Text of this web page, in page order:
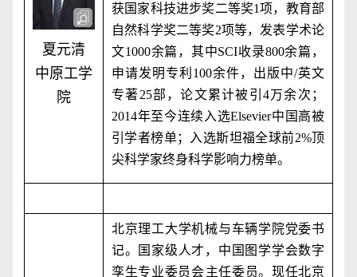
夏元清
中原工学
院
获国家科技进步奖二等奖1项，教育部
自然科学奖二等奖2项等，发表学术论
文1000余篇，其中SCI收录800余篇，
申请发明专利 100余件，出版中/英文
专著25部，论文累计被引 4万余次；
2014年至今连续入选Elsevier中国高被
引学者榜单；入选斯坦福全球前2%顶
尖科学家终身科学影响力榜单。
北京理工大学机械与车辆学院党委书
记。国家级人才，中国图学学会数字
孪生专业委员会‌主任委员。现任北京